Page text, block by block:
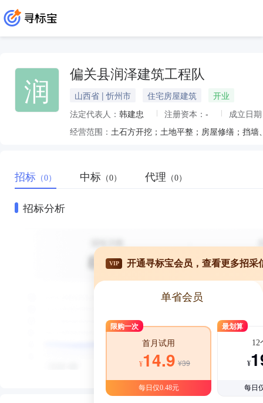
润 偏关县润泽建筑工程队
山西省 | 忻州市 住宅房屋建筑
开业
法定代表人： 韩建忠 注册资本： -
成立日
经营范围：
招标 （0） 中标 （0） 代理 （0）
招标分析
VIP 开通寻标宝会员，查看更多招采
单省会员
限购一次
首月试用
¥14.9 ¥39
每日仅0.48元
最划算
12
¥
每日